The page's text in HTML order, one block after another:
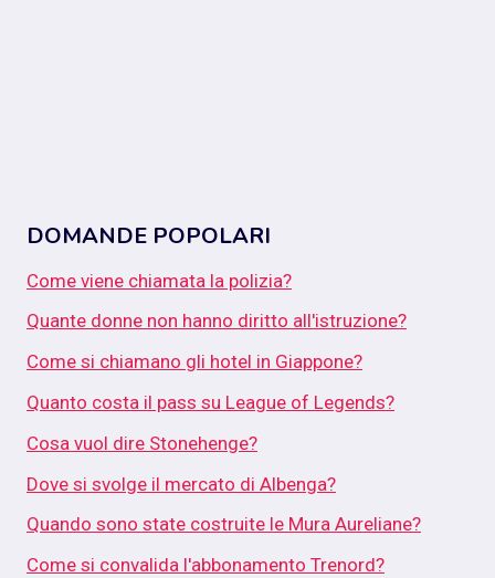
DOMANDE POPOLARI
Come viene chiamata la polizia?
Quante donne non hanno diritto all'istruzione?
Come si chiamano gli hotel in Giappone?
Quanto costa il pass su League of Legends?
Cosa vuol dire Stonehenge?
Dove si svolge il mercato di Albenga?
Quando sono state costruite le Mura Aureliane?
Come si convalida l'abbonamento Trenord?